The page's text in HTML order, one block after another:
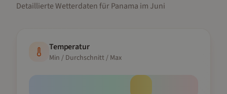
Detaillierte Wetterdaten fürPanama im Juni
Temperatur
Min / Durchschnitt / Max